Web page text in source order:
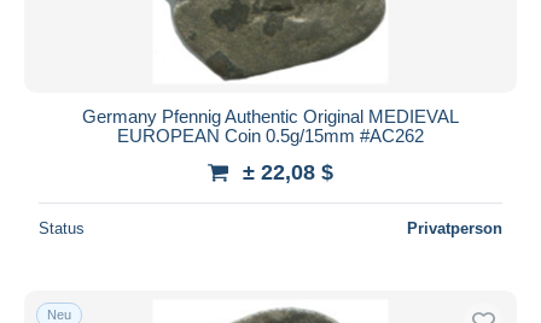
Germany Pfennig Authentic Original MEDIEVAL
EUROPEAN Coin 0.5g/15mm #AC262
± 22,08 $
Status Privatperson
Neu